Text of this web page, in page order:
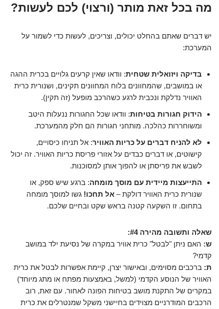
מה בכל זאת מותר (ורצוי) לכם לעשות?
יש דברים שאתם בהחלט יכולים, וצריכים, לעשות כדי לשמור על
המערכת:
בדיקה ויזואלית שטחית: וודאו שאין קרעים גלויים בכרית ההגה
או במושבים, שהמחוונים בלוח המחוונים תקינים, ושנורית כרית
האוויר נדלקת ונכבית לרגע כשהרכב מופעל (זה תקין).
הידוק חגורות בטיחות: וודאו שכל החגורות ננעלות היטב
ומשוחררות כהלכה. מותחני חגורות הם חלק מהמערכת.
לא להניח דברים על כריות האוויר: אל תניחו כיסויים,
קישוטים, או דברים כבדים על אזורי פריסת כריות האוויר. זה יכול
לשבש את פריסתן או להפוך אותן למסוכנות.
התייעצות מיידית עם מוסך מומחה: ברגע שיש ספק, או
שנורית כרית האוויר דולקת – אל תחכו! גשו למוסך מומחה
בתחום. זו השקעה קטנה בראש שקט ובחיים שלכם.
שאלה ותשובה מהירה #4:
ש: האם ניתן "לבטל" כרית אוויר במקרה של נסיעת ילד במושב
קדמי?
ת: ברכבים מסוימים, ובאישור יצרן, קיימת אפשרות לבטל את כרית
האוויר של הנוסע הקדמי (למשל, באמצעות מפתח או מתג מיוחד)
במקרים של התקנת מושב בטיחות הפונה לאחור. עם זאת, רוב
הרכבים המודרניים מצוידים בחיישני משקל שמנטרלים את כרית